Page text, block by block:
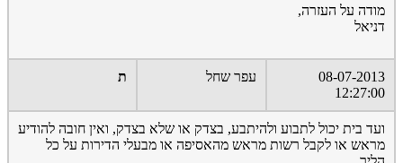
מודה על העזרה,
דניאל
08-07-2013
12:27:00
עפר שחל ת
ועד בית יכול לתבוע ולהיתבע, בצדק או שלא בצדק, ואין חובה להודיע
מראש או לקבל רשות מראש מהאסיפה או מבעלי הדירות על כל